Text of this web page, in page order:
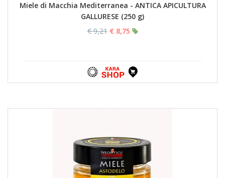
Miele di Macchia Mediterranea - ANTICA APICULTURA
GALLURESE (250 g)
€ 9,21 € 8,75